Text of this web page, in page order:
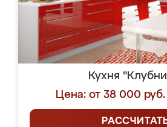
Кухня
Цена: от 38 000 руб.